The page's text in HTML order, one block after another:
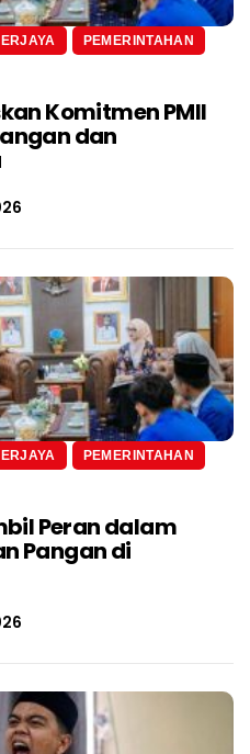
PEMERINTAHAN
Komitmen PMII
dan
PEMERINTAHAN
Peran dalam
Pangan di